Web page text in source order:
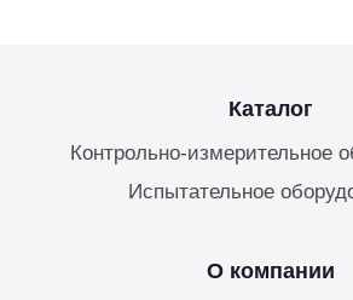
Каталог
Контрольно-измерительное
Испытательное
О компании